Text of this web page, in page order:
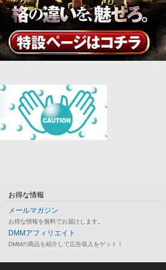
お得な情報
メールマガジン
お得な情報を無料でお届けします。
DMMアフィリエイト
DMMの商品を紹介して広告収入をゲット！